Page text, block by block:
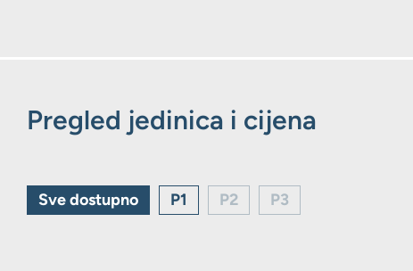
Pregled jedinica i cijena
Sve dostupno P1 P2 P3